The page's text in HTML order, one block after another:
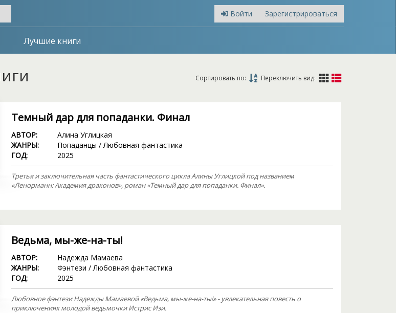
Войти Зарегистрироваться
Лучшие книги
Сортировать по: Переключить вид:
Темный дар для попаданки. Финал
АВТОР:
Алина Углицкая
ЖАНРЫ:
Попаданцы /Любовная фантастика
ГОД:
2025
Третья и заключительная часть фантастического цикла Алины Углицкой под названием
«Ленорманн: Академия драконов», роман «Темный дар для попаданки. Финал».
Ведьма, мы-же-на-ты!
АВТОР:
Надежда Мамаева
ЖАНРЫ:
Фэнтези /Любовная фантастика
ГОД:
2025
Любовное фэнтези Надежды Мамаевой «Ведьма, мы-же-на-ты!» - увлекательная повесть о
приключениях молодой ведьмочки Истрис Изи.